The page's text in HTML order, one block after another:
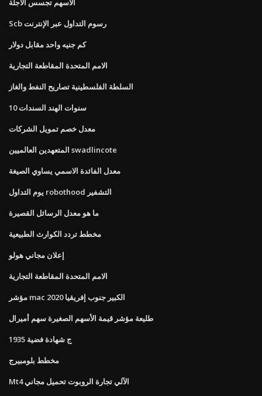
الأسهم تجسس الآجلة
Scb رسوم التداول عبر الإنترنت
كم جنيه واحد مقابل دولار
الامم المتحدة المقاطعة التجارية
السلطة الفلسطينية تصاريح النفط والغاز
10 سنوات الهند السندات
معدل خصم تمويل الشركات
المتعهدين العالميين swadlincote
معدل الفائدة الاسمي يساوي الصيغة
يوم التداول robothood التشفير
ما هو معدل الرسائل القصيرة
مخطط تردد الكوارث الطبيعية
إعلان مجاني هولو
الامم المتحدة المقاطعة التجارية
مؤشر mac الكبير جنوب إفريقيا 2020
طليعة مؤشر قيمة الأسهم الصغيرة سهم أميرال
1935 ج شهادة فضية
مخطط بلومبيرج
Mt4 الآلي تجارة الروبوت تحميل مجاني